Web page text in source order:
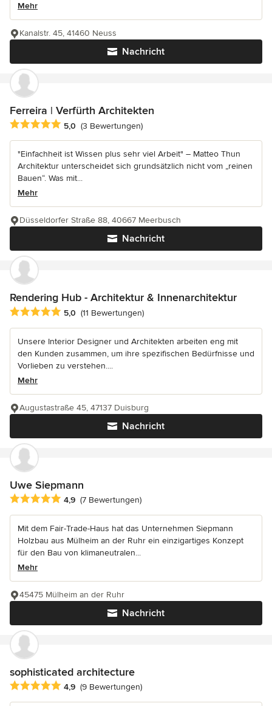
Mehr
Nachricht
Kanalstr. 45, 41460 Neuss
Ferreira | Verfürth Architekten
Durchschnittliche Bewertung: 5 von 5 Sternen
5,0 (3 Bewertungen)
"Einfachheit ist Wissen plus sehr viel Arbeit" – Matteo Thun
Architektur unterscheidet sich grundsätzlich nicht vom „reinen
Bauen“. Was mit...
Mehr
Nachricht
Düsseldorfer Straße 88, 40667 Meerbusch
Rendering Hub - Architektur & Innenarchitektur
Durchschnittliche Bewertung: 5 von 5 Sternen
5,0 (11 Bewertungen)
Unsere Interior Designer und Architekten arbeiten eng mit
den Kunden zusammen, um ihre spezifischen Bedürfnisse und
Vorlieben zu verstehen....
Mehr
Nachricht
Augustastraße 45, 47137 Duisburg
Uwe Siepmann
Durchschnittliche Bewertung: 4.9 von 5 Sternen
4,9 (7 Bewertungen)
Mit dem Fair-Trade-Haus hat das Unternehmen Siepmann
Holzbau aus Mülheim an der Ruhr ein einzigartiges Konzept
für den Bau von klimaneutralen...
Mehr
Nachricht
45475 Mülheim an der Ruhr
sophisticated architecture
Durchschnittliche Bewertung: 4.9 von 5 Sternen
4,9 (9 Bewertungen)